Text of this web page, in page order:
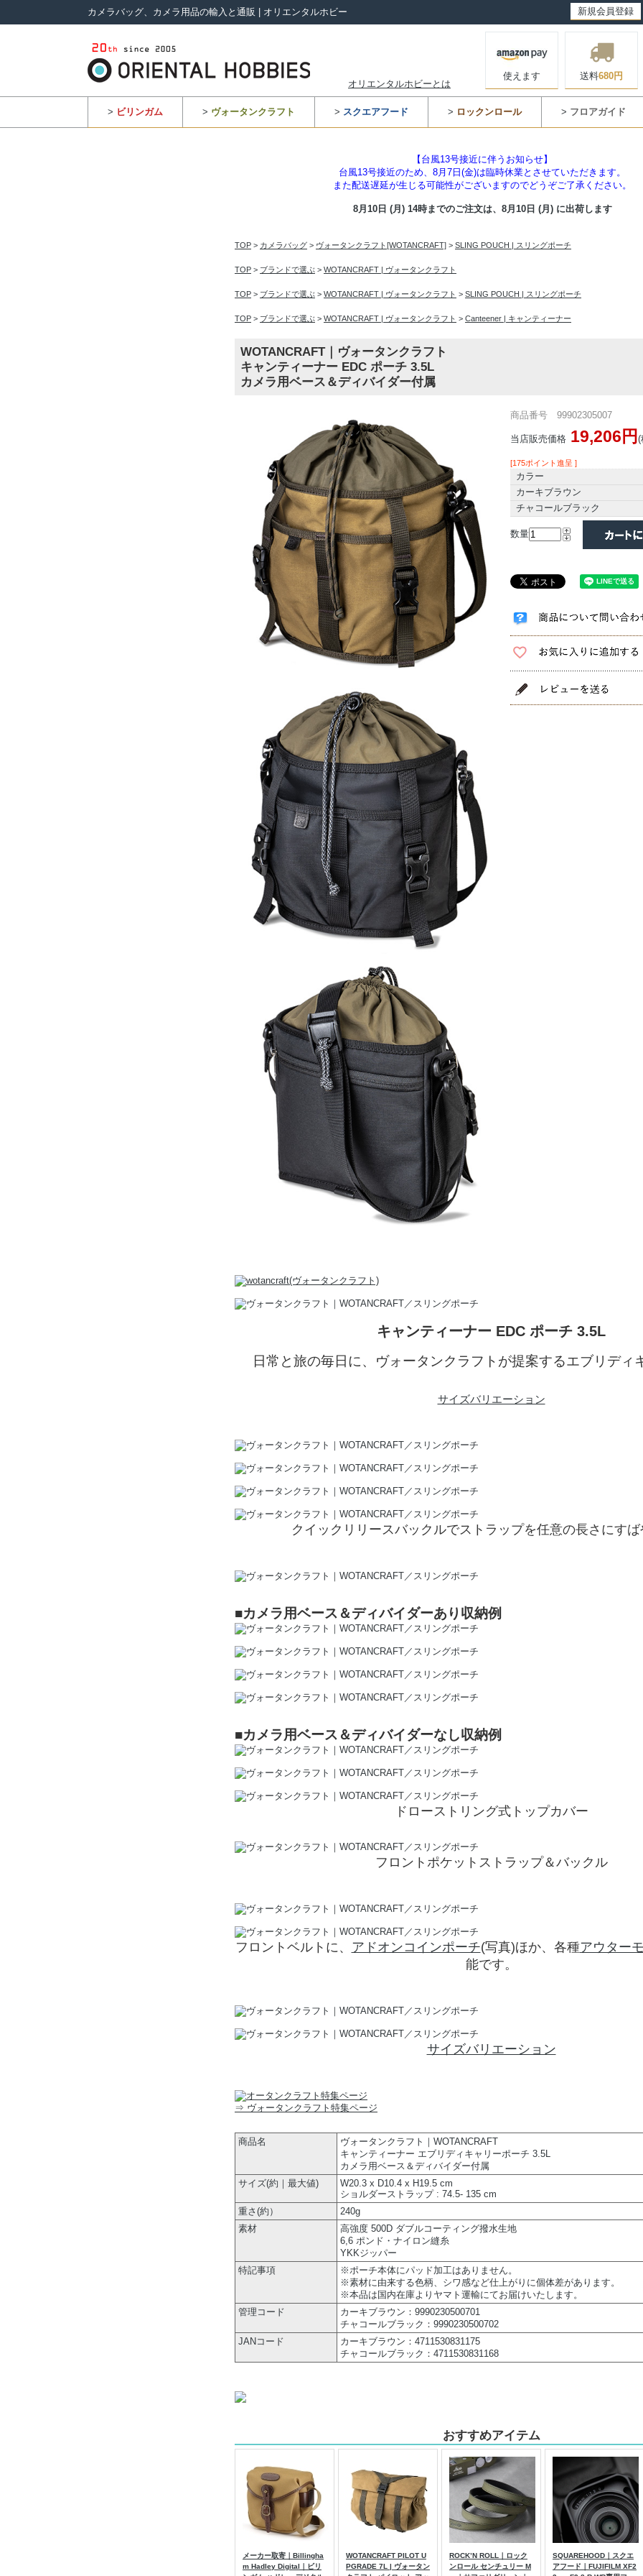
カメラバッグ、カメラ用品の輸入と通販 | オリエンタルホビー 新規会員登録
オリエンタルホビーとは
使えます 送料680円
> ビリンガム > ヴォータンクラフト > スクエアフード > ロックンロール > フロアガイド
【台風13号接近に伴うお知らせ】
台風13号接近のため、8月7日(金)は臨時休業とさせていただきます。
また配送遅延が生じる可能性がございますのでどうぞご了承ください。
8月10日 (月) 14時までのご注文は、 8月10日 (月) に出荷します
TOP > カメラバッグ > ヴォータンクラフト[WOTANCRAFT] > SLING POUCH | スリングポーチ
TOP > ブランドで選ぶ > WOTANCRAFT | ヴォータンクラフト
TOP > ブランドで選ぶ > WOTANCRAFT | ヴォータンクラフト > SLING POUCH | スリングポーチ
TOP > ブランドで選ぶ > WOTANCRAFT | ヴォータンクラフト > Canteener | キャンティーナー
WOTANCRAFT｜ヴォータンクラフト
キャンティーナー EDC ポーチ 3.5L
カメラ用ベース＆ディバイダー付属
商品番号 99902305007
当店販売価格 19,206円(
[175ポイント進呈 ]
カラー
カーキブラウン
チャコールブラック
数量
キャンティーナー EDC ポーチ 3.5L
日常と旅の毎日に、ヴォータンクラフトが提案するエブリディ
サイズバリエーション
クイックリリースバックルでストラップを任意の長さにす
■カメラ用ベース＆ディバイダーあり収納例
■カメラ用ベース＆ディバイダーなし収納例
ドローストリング式トップカバー
フロントポケットストラップ＆バックル
フロントベルトに、 アドオンコインポーチ(写真)ほか、各種アウター
能です。
サイズバリエーション
⇒ ヴォータンクラフト特集ページ
商品名
ヴォータンクラフト｜WOTANCRAFT
キャンティーナー エブリディキャリーポーチ 3.5L
カメラ用ベース＆ディバイダー付属
サイズ(約｜最大値)
W20.3 x D10.4 x H19.5 cm
ショルダーストラップ : 74.5- 135 cm
重さ(約）
240g
素材
高強度 500D ダブルコーティング撥水生地
6,6 ポンド・ナイロン縫糸
YKKジッパー
特記事項
※ポーチ本体にパッド加工はありません。
※素材に由来する色柄、シワ感など仕上がりに個体差があります。
※本品は国内在庫よりヤマト運輸にてお届けいたします。
管理コード
カーキブラウン：9990230500701
チャコールブラック：9990230500702
JANコード
カーキブラウン：4711530831175
チャコールブラック：4711530831168
おすすめアイテム
メーカー取寄｜Billingha
m Hadley Digital｜ビリ
WOTANCRAFT PILOT U
PGRADE 7L | ヴォータン
ROCK’N ROLL｜ロック
ンロール センチュリー M
SQUAREHOOD｜スクエ
アフード｜FUJIFILM XF2